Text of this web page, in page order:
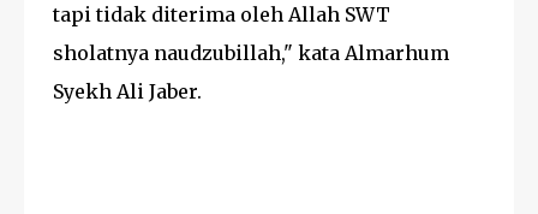
tapi tidak diterima oleh Allah SWT
sholatnya naudzubillah," kata Almarhum
Syekh Ali Jaber.